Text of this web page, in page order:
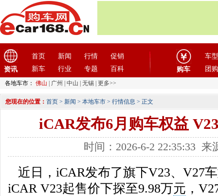
资讯
首页 新闻 行情
促销
新车
行业 专题 百科 购车
车型
团购
各地车市： 佛山 广州 中山 无锡 更多>>
您现在的位置： 首页 > 新闻 > 本地车市 > 行情信息 > 正文
iCAR发布6月购车权益
时间：2026-6-2 22:35:33 来
近日，iCAR发布了旗下V23、V27
iCAR V23起售价下探至9.98万元 ，